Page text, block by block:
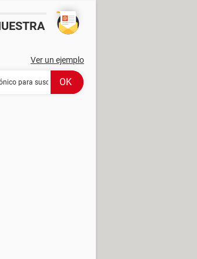
Ver un ejemplo